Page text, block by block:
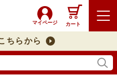
マイページ カート
ちらから